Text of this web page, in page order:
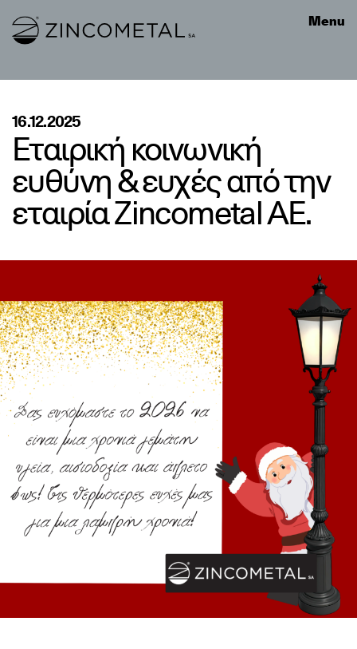
Link to homepage Menu
16.12.2025
Εταιρική κοινωνική
ευθύνη & ευχές από την
εταιρία Zincometal AE.